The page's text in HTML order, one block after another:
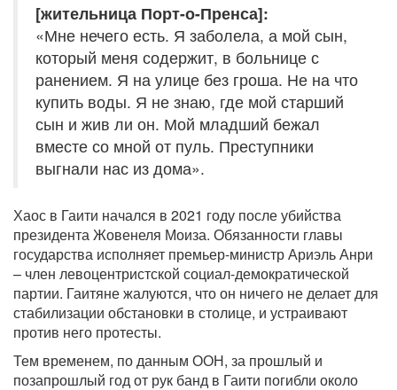
[жительница Порт-о-Пренса]:
«Мне нечего есть. Я заболела, а мой сын,
который меня содержит, в больнице с
ранением. Я на улице без гроша. Не на что
купить воды. Я не знаю, где мой старший
сын и жив ли он. Мой младший бежал
вместе со мной от пуль. Преступники
выгнали нас из дома».
Хаос в Гаити начался в 2021 году после убийства
президента Жовенеля Моиза. Обязанности главы
государства исполняет премьер-министр Ариэль Анри
– член левоцентристской социал-демократической
партии. Гаитяне жалуются, что он ничего не делает для
стабилизации обстановки в столице, и устраивают
против него протесты.
Тем временем, по данным ООН, за прошлый и
позапрошлый год от рук банд в Гаити погибли около